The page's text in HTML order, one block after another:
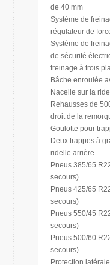
de 40 mm
Système de
régulateur de
Système de
de sécurité
freinage à trois
Bâche enroulée
Nacelle sur la
Rehausses de
droit de la
Goulotte pour
Deux trappes à
ridelle arrière
Pneus 385/65
secours)
Pneus 425/65
secours)
Pneus 550/45
secours)
Pneus 500/60
secours)
Protection